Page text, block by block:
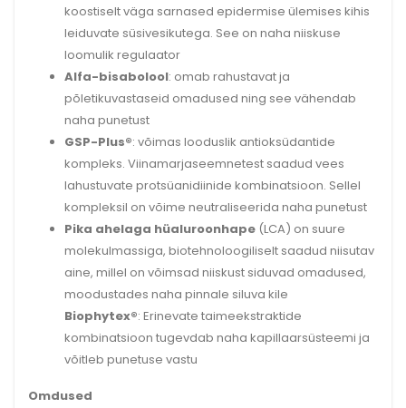
koostiselt väga sarnased epidermise ülemises kihis
leiduvate süsivesikutega. See on naha niiskuse
loomulik regulaator
Alfa-bisabolool: omab rahustavat ja
põletikuvastaseid omadused ning see vähendab
naha punetust
GSP-Plus®: võimas looduslik antioksüdantide
kompleks. Viinamarjaseemnetest saadud vees
lahustuvate protsüanidiinide kombinatsioon. Sellel
kompleksil on võime neutraliseerida naha punetust
Pika ahelaga hüaluroonhape (LCA) on suure
molekulmassiga, biotehnoloogiliselt saadud niisutav
aine, millel on võimsad niiskust siduvad omadused,
moodustades naha pinnale siluva kile
Biophytex®: Erinevate taimeekstraktide
kombinatsioon tugevdab naha kapillaarsüsteemi ja
võitleb punetuse vastu
Omdused